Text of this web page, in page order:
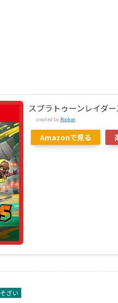
スプラトゥーンレイダー
created by Rinker
Amazonで見る
そざい